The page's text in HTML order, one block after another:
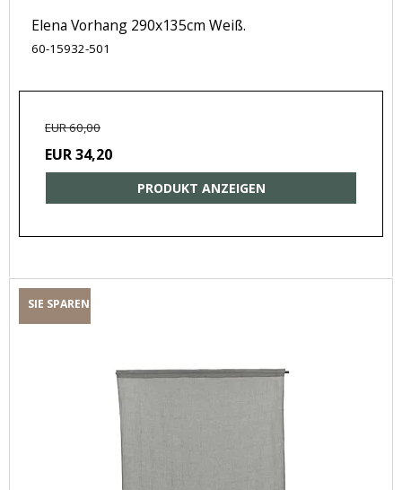
Elena Vorhang 290x135cm Weiß.
60-15932-501
EUR 60,00
EUR 34,20
PRODUKT ANZEIGEN
SIE SPAREN